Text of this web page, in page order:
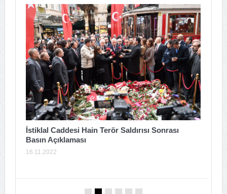
İstiklal Caddesi Hain Terör Saldırısı Sonrası
Basın Açıklaması
16.11.2022